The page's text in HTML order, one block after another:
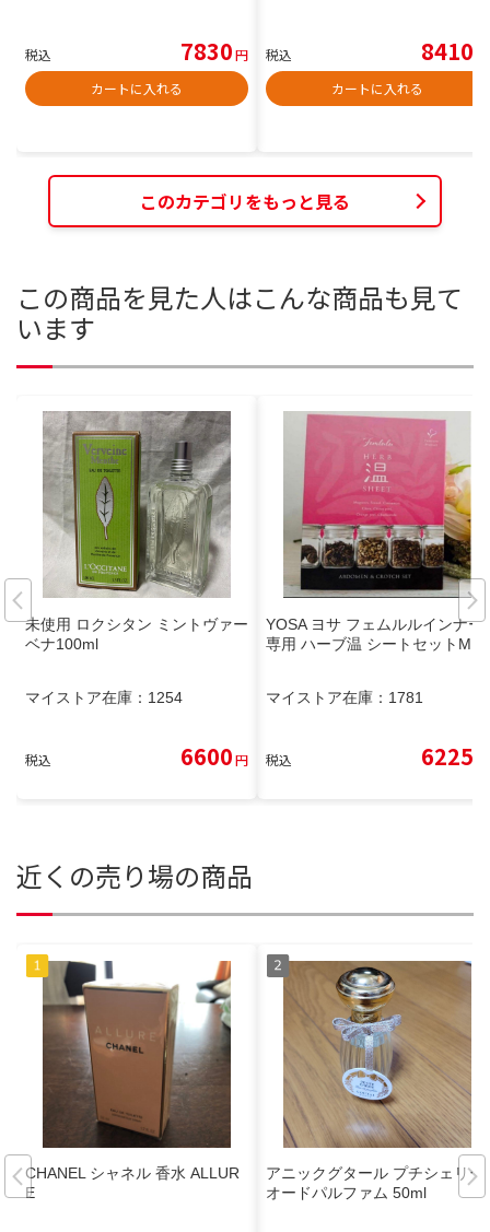
税込 7830円
カートに入れる
税込 8410
カートに入れる
このカテゴリをもっと見る
この商品を見た人はこんな商品も見て
います
未使用 ロクシタン ミントヴァー
ベナ100ml
マイストア在庫： 1254
税込 6600円
YOSA ヨサ フェムルルインナー
専用 ハーブ温 シートセットM
マイストア在庫： 1781
税込 6225
近くの売り場の商品
CHANEL シャネル 香水 ALLUR
E
アニックグタール プチシェリー
オードパルファム 50ml